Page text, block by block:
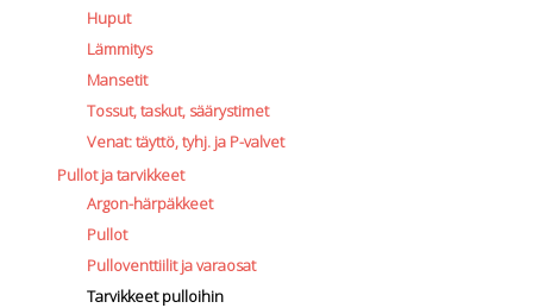
Huput
Lämmitys
Mansetit
Tossut, taskut, säärystimet
Venat: täyttö, tyhj. ja P-valvet
Pullot ja tarvikkeet
Argon-härpäkkeet
Pullot
Pulloventtiilit ja varaosat
Tarvikkeet pulloihin